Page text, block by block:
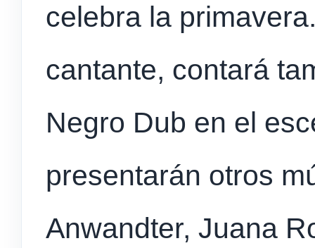
celebra la
cantante, contará
Negro Dub en el
presentarán otros
Anwandter, Juana